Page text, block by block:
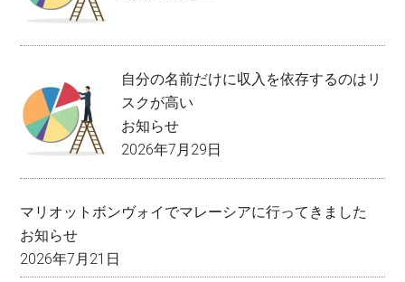
自分の名前だけに収入を依存するのはリ
スクが高い
お知らせ
2026年7月29日
マリオットボンヴォイでマレーシアに行ってきました
お知らせ
2026年7月21日